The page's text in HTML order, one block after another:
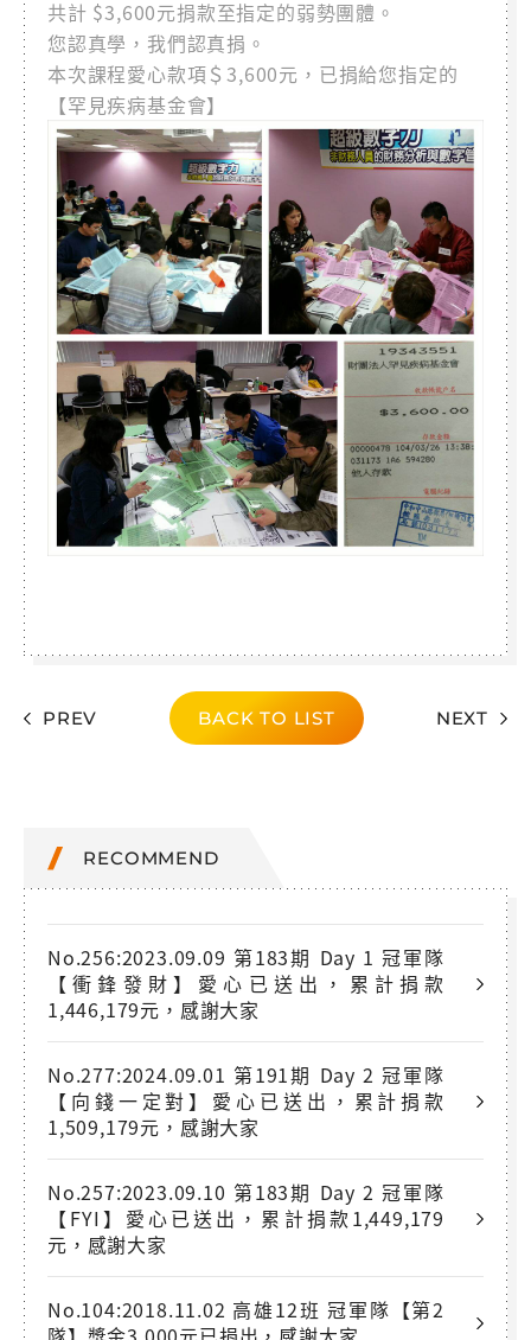
共計 $3,600元捐款至指定的弱勢團體。
您認真學，我們認真捐。
本次課程愛心款項＄3,600元，已捐給您指定的
【罕見疾病基金會】
PREV BACK TO LIST NEXT
RECOMMEND
No.256:2023.09.09 第183期 Day 1 冠軍隊
【衝鋒發財】愛心已送出，累計捐款
1,446,179元，感謝大家
No.277:2024.09.01 第191期 Day 2 冠軍隊
【向錢一定對】愛心已送出，累計捐款
1,509,179元，感謝大家
No.257:2023.09.10 第183期 Day 2 冠軍隊
【FYI】愛心已送出，累計捐款1,449,179
元，感謝大家
No.104:2018.11.02 高雄12班 冠軍隊【第2